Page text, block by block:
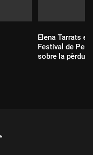
Elena Tarrats
Festival de
sobre la pèrdua